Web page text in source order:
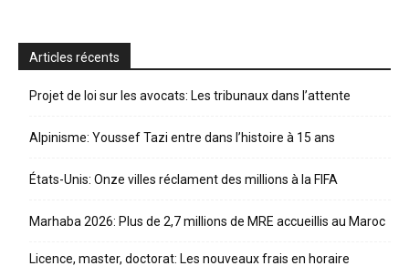
Articles récents
Projet de loi sur les avocats: Les tribunaux dans l’attente
Alpinisme: Youssef Tazi entre dans l’histoire à 15 ans
États-Unis: Onze villes réclament des millions à la FIFA
Marhaba 2026: Plus de 2,7 millions de MRE accueillis au Maroc
Licence, master, doctorat: Les nouveaux frais en horaire